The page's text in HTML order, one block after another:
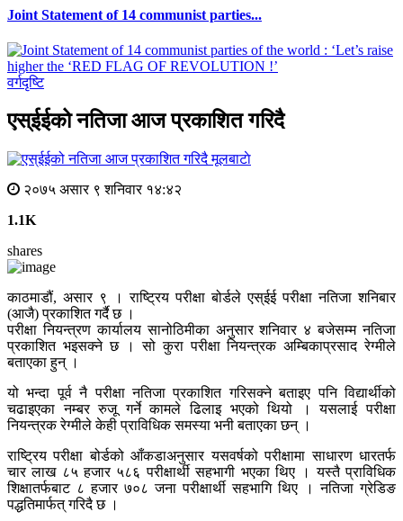
Joint Statement of 14 communist parties...
वर्गदृष्टि
एस्ईईको नतिजा आज प्रकाशित गरिदै
मूलबाटाे
२०७५ असार ९ शनिवार १४:४२
1.1K
shares
काठमाडौं, असार ९ । राष्ट्रिय परीक्षा बोर्डले एस्ईई परीक्षा नतिजा शनिबार
(आजै) प्रकाशित गर्दै छ ।
परीक्षा नियन्त्रण कार्यालय सानोठिमीका अनुसार शनिवार ४ बजेसम्म नतिजा
प्रकाशित भइसक्ने छ । सो कुरा परीक्षा नियन्त्रक अम्बिकाप्रसाद रेग्मीले
बताएका हुन् ।
यो भन्दा पूर्व नै परीक्षा नतिजा प्रकाशित गरिसक्ने बताइए पनि विद्यार्थीको
चढाइएका नम्बर रुजू गर्ने कामले ढिलाइ भएको थियो । यसलाई परीक्षा
नियन्त्रक रेग्मीले केही प्राविधिक समस्या भनी बताएका छन् ।
राष्ट्रिय परीक्षा बोर्डको आँकडाअनुसार यसवर्षको परीक्षामा साधारण धारतर्फ
चार लाख ८५ हजार ५८६ परीक्षार्थी सहभागी भएका थिए । यस्तै प्राविधिक
शिक्षातर्फबाट ८ हजार ७०८ जना परीक्षार्थी सहभागि थिए । नतिजा ग्रेडिङ
पद्धतिमार्फत् गरिदै छ ।